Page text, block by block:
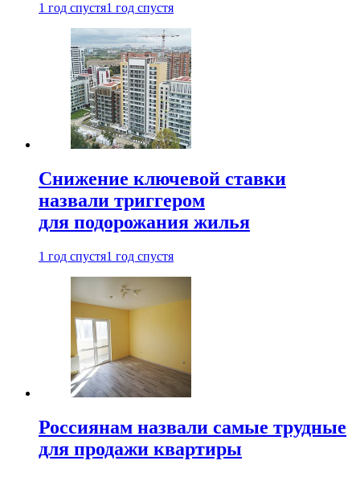
1 год спустя1 год спустя
Снижение ключевой ставки
назвали триггером
для подорожания жилья
1 год спустя1 год спустя
Россиянам назвали самые трудные
для продажи квартиры